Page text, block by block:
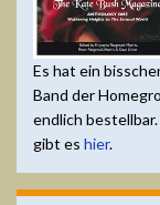
Es hat ein
Band der
endlich
gibt es hier.